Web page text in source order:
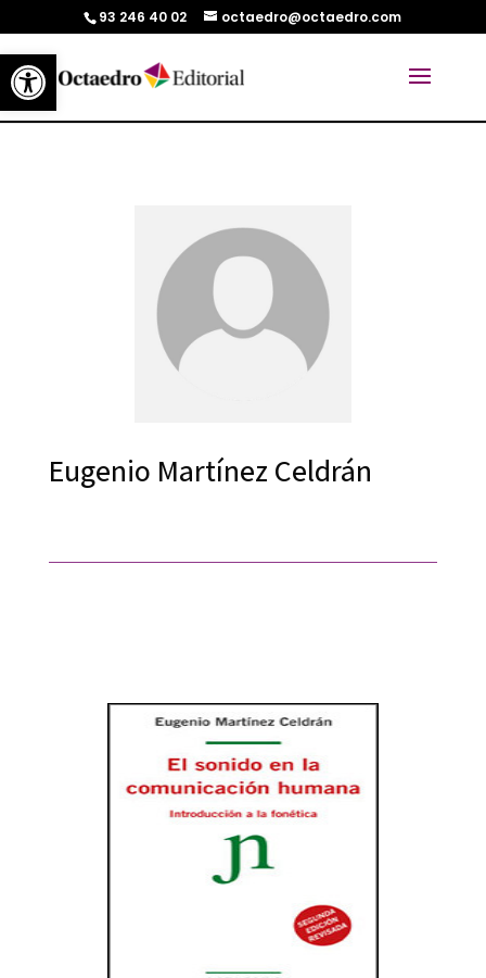
Abrir barra de herramientas
93 246 40 02 octaedro@octaedro.com
Eugenio Martínez Celdrán